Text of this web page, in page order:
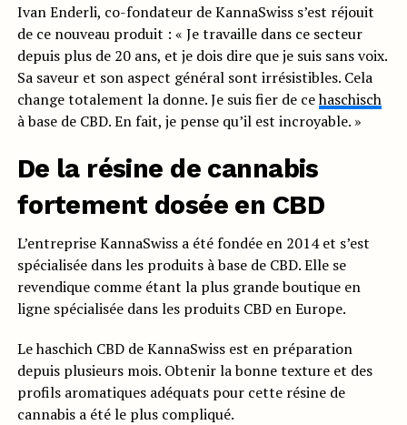
Ivan Enderli, co-fondateur de KannaSwiss s’est réjouit
de ce nouveau produit : « Je travaille dans ce secteur
depuis plus de 20 ans, et je dois dire que je suis sans voix.
Sa saveur et son aspect général sont irrésistibles. Cela
change totalement la donne. Je suis fier de cehaschisch
à base de CBD. En fait, je pense qu’il est incroyable. »
De la résine de cannabis
fortement dosée en CBD
L’entreprise KannaSwiss a été fondée en 2014 et s’est
spécialisée dans les produits à base de CBD. Elle se
revendique comme étant la plus grande boutique en
ligne spécialisée dans les produits CBD en Europe.
Le haschich CBD de KannaSwiss est en préparation
depuis plusieurs mois. Obtenir la bonne texture et des
profils aromatiques adéquats pour cette résine de
cannabis a été le plus compliqué.